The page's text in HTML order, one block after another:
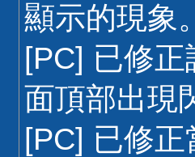
顯示的現象
[PC] 已修
面頂部出現
[PC] 已修